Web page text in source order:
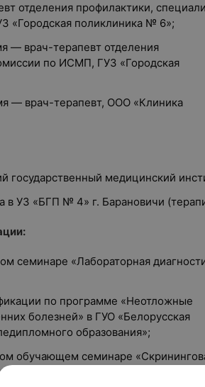
отделения профилактики,
«Городская поликлиника № 6»;
— врач-терапевт отделения
по ИСМП, ГУЗ «Городская
— врач-терапевт, ООО «Клиника
государственный медицинский
в УЗ «БГП № 4» г. Барановичи
семинаре «Лабораторная
по программе «Неотложные
болезней» в ГУО «Белорусская
образования»;
обучающем семинаре